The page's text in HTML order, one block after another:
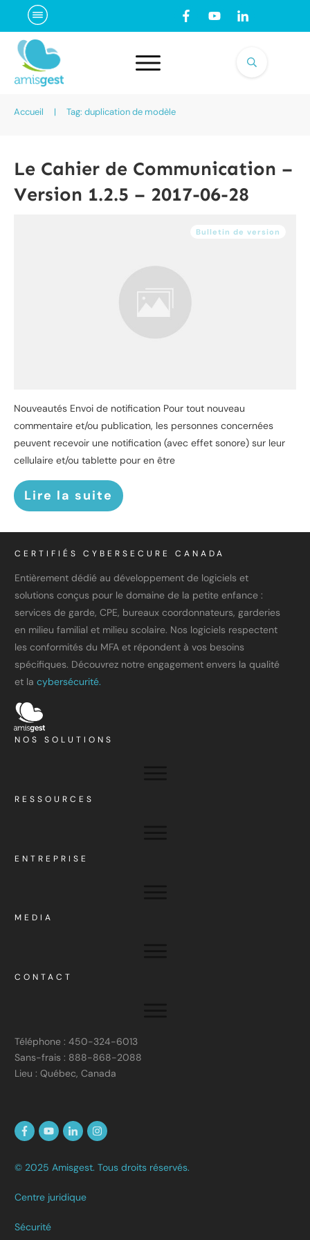
Accueil | Tag: duplication de modèle
Le Cahier de Communication –
Version 1.2.5 – 2017-06-28
Bulletin de version
Nouveautés Envoi de notification Pour tout nouveau
commentaire et/ou publication, les personnes concernées
peuvent recevoir une notification (avec effet sonore) sur leur
cellulaire et/ou tablette pour en être
Lire la suite
CERTIFIÉS CYBERSECURE CANADA
Entièrement dédié au développement de logiciels et
solutions conçus pour le domaine de la petite enfance :
services de garde, CPE, bureaux coordonnateurs, garderies
en milieu familial et milieu scolaire. Nos logiciels respectent
les conformités du MFA et répondent à vos besoins
spécifiques. Découvrez notre engagement envers la qualité
et la cybersécurité.
NOS SOLUTIONS
RESSOURCES
ENTREPRISE
MEDIA
CONTACT
Téléphone : 450-324-6013
Sans-frais : 888-868-2088
Lieu : Québec, Canada
© 2025 Amisgest. Tous droits réservés.
Centre juridique
Sécurité